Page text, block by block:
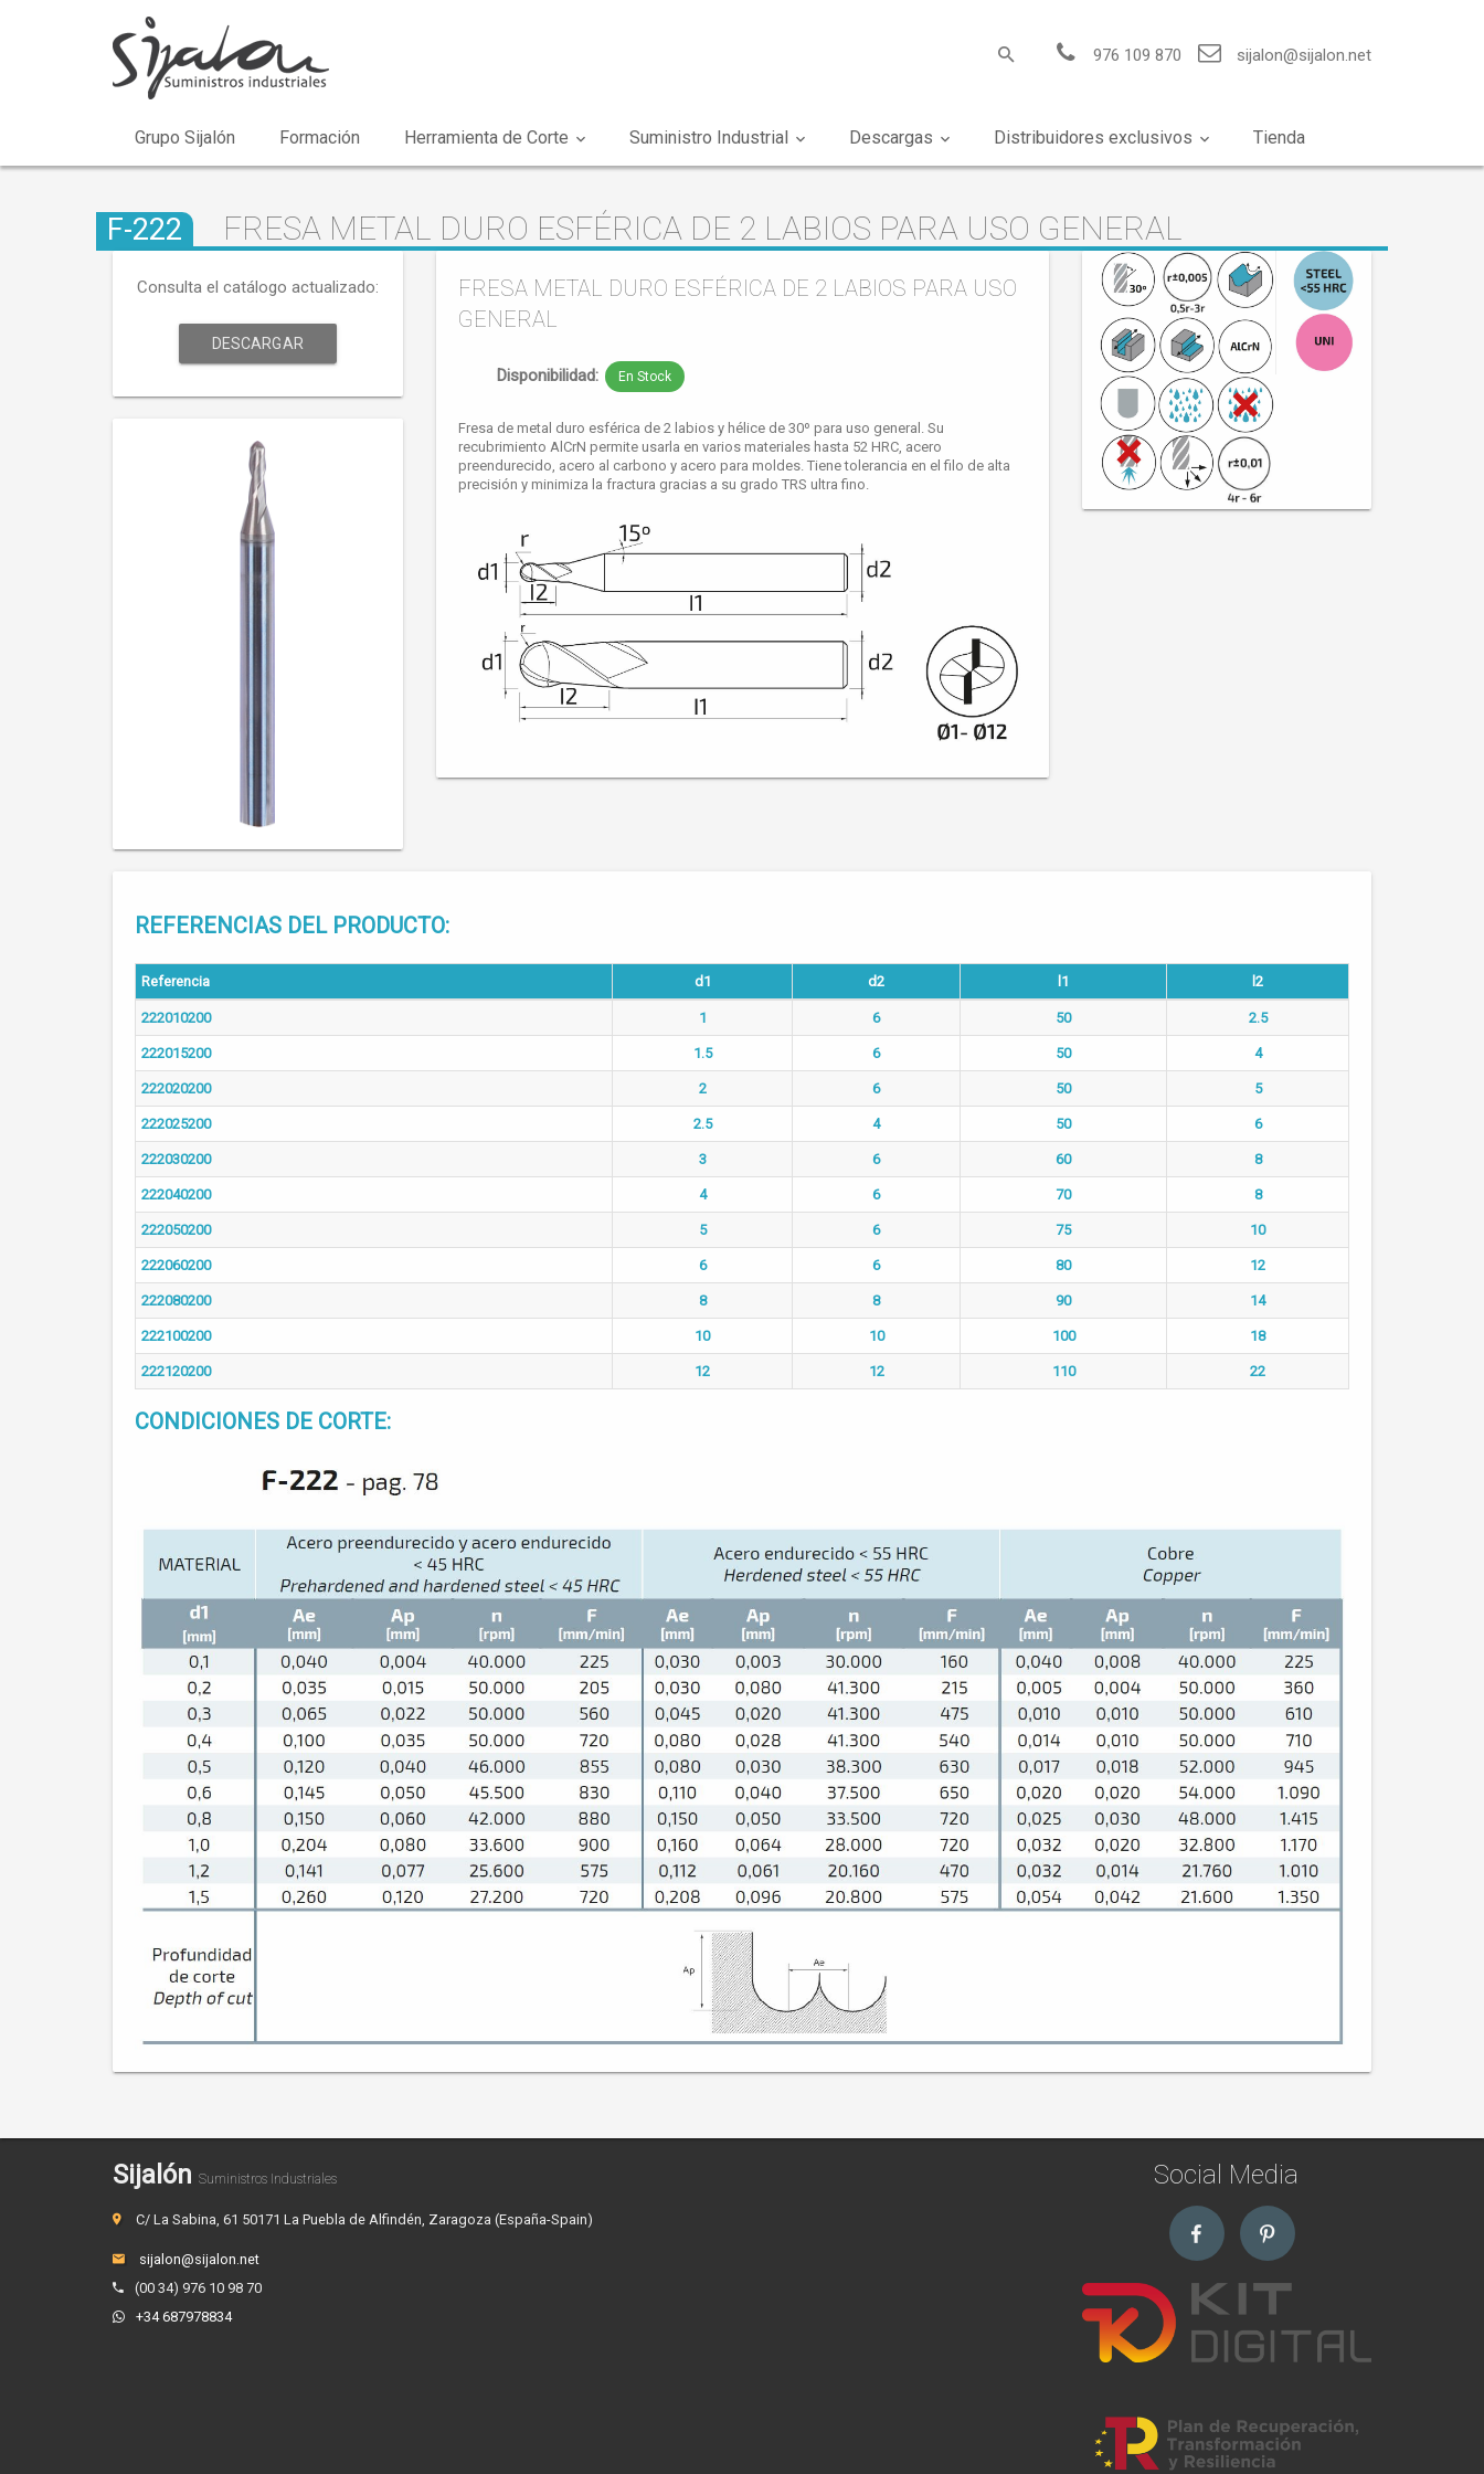
976 109 870 sijalon@sijalon.net
Grupo Sijalón Formación Herramienta de Corte Suministro Industrial Descargas Distribuidores exclusivos Tienda
F-222 FRESA METAL DURO ESFÉRICA DE 2 LABIOS PARA USO GENERAL
Consulta el catálogo actualizado:
DESCARGAR
FRESA METAL DURO ESFÉRICA DE 2 LABIOS PARA USO
GENERAL
Disponibilidad: En Stock
Fresa de metal duro esférica de 2 labios y hélice de 30º para uso general. Su
recubrimiento AlCrN permite usarla en varios materiales hasta 52 HRC, acero
preendurecido, acero al carbono y acero para moldes. Tiene tolerancia en el filo de alta
precisión y minimiza la fractura gracias a su grado TRS ultra fino.
REFERENCIAS DEL PRODUCTO:
Referencia d1 d2 l1 l2
222010200 1 6 50 2.5
222015200 1.5 6 50 4
222020200 2 6 50 5
222025200 2.5 4 50 6
222030200 3 6 60 8
222040200 4 6 70 8
222050200 5 6 75 10
222060200 6 6 80 12
222080200 8 8 90 14
222100200 10 10 100 18
222120200 12 12 110 22
CONDICIONES DE CORTE:
Sijalón Suministros Industriales
C/ La Sabina, 61 50171 La Puebla de Alfindén, Zaragoza (España-Spain)
sijalon@sijalon.net
(00 34) 976 10 98 70
+34 687978834
Social Media